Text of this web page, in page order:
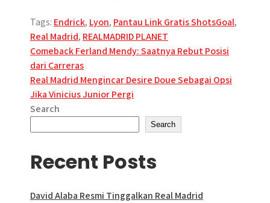
Tags: Endrick, Lyon, Pantau Link Gratis ShotsGoal,
Real Madrid, REALMADRID PLANET
Post
navigation
Comeback Ferland Mendy: Saatnya Rebut Posisi
dari Carreras
Real Madrid Mengincar Desire Doue Sebagai Opsi
Jika Vinicius Junior Pergi
Search
Search
Recent Posts
David Alaba Resmi Tinggalkan Real Madrid